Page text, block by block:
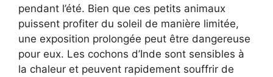
pendant l’été. Bien que ces petits animaux
puissent profiter du soleil de manière limitée,
une exposition prolongée peut être dangereuse
pour eux. Les cochons d’Inde sont sensibles à
la chaleur et peuvent rapidement souffrir de